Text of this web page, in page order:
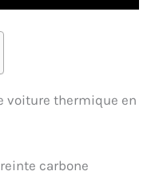
voiture thermique en
carbone